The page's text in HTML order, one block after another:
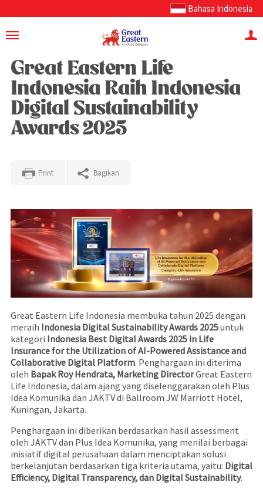
Bahasa Indonesia
Great Eastern Life
Indonesia Raih Indonesia
Digital Sustainability
Awards 2025
Print Bagikan
Great Eastern Life Indonesia membuka tahun 2025 dengan
meraih Indonesia Digital Sustainability Awards 2025untuk
kategori Indonesia Best Digital Awards 2025 in Life
Insurance for the Utilization of AI-Powered Assistance and
Collaborative Digital Platform. Penghargaan ini diterima
oleh Bapak Roy Hendrata, Marketing DirectorGreat Eastern
Life Indonesia, dalam ajang yang diselenggarakan oleh Plus
Idea Komunika dan JAKTV di Ballroom JW Marriott Hotel,
Kuningan, Jakarta.
Penghargaan ini diberikan berdasarkan hasil assessment
oleh JAKTV dan Plus Idea Komunika, yang menilai berbagai
inisiatif digital perusahaan dalam menciptakan solusi
berkelanjutan berdasarkan tiga kriteria utama, yaitu: Digital
Efficiency, Digital Transparency, dan Digital Sustainability.